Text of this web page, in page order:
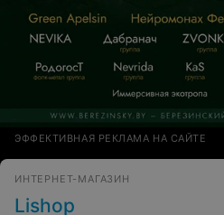
ЭФФЕКТИВНАЯ РЕКЛАМА НА САЙТЕ
ИНТЕРНЕТ-МАГАЗИН
Lishop